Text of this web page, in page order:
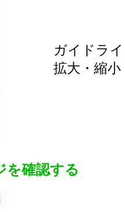
ガイドラ
拡大・縮小
を確認する